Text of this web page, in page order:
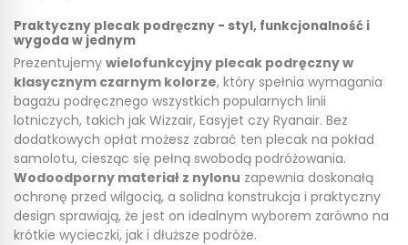
Praktyczny plecak podręczny - styl, funkcjonalność i
wygoda w jednym
Prezentujemy wielofunkcyjny plecak podręczny w
klasycznym czarnym kolorze, który spełnia wymagania
bagażu podręcznego wszystkich popularnych linii
lotniczych, takich jak Wizzair, Easyjet czy Ryanair. Bez
dodatkowych opłat możesz zabrać ten plecak na pokład
samolotu, ciesząc się pełną swobodą podróżowania.
Wodoodporny materiał z nylonu zapewnia doskonałą
ochronę przed wilgocią, a solidna konstrukcja i praktyczny
design sprawiają, że jest on idealnym wyborem zarówno na
krótkie wycieczki, jak i dłuższe podróże.